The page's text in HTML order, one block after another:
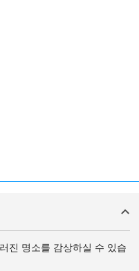
진 명소를 감상하실 수 있습